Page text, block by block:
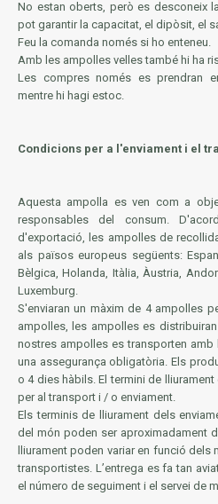
No estan oberts, però es desconeix
pot garantir la capacitat, el dipòsit, el
Feu la comanda només si ho enteneu.
Amb les ampolles velles també hi ha
Les compres només es prendran
mentre hi hagi estoc.
Condicions per a l'enviament i el
Aquesta ampolla es ven com a
responsables del consum.
d'exportació, les ampolles de
als països europeus següents:
Bèlgica, Holanda, Itàlia, Àustria,
Luxemburg.
S'enviaran un màxim de 4 ampolles
ampolles, les ampolles es
nostres ampolles es transporten amb
una assegurança obligatòria. Els
o 4 dies hàbils. El termini de
per al transport i / o enviament.
Els terminis de lliurament dels
del món poden ser aproximadament
lliurament poden variar en funció
transportistes. L’entrega es fa tan
el número de seguiment i el servei de